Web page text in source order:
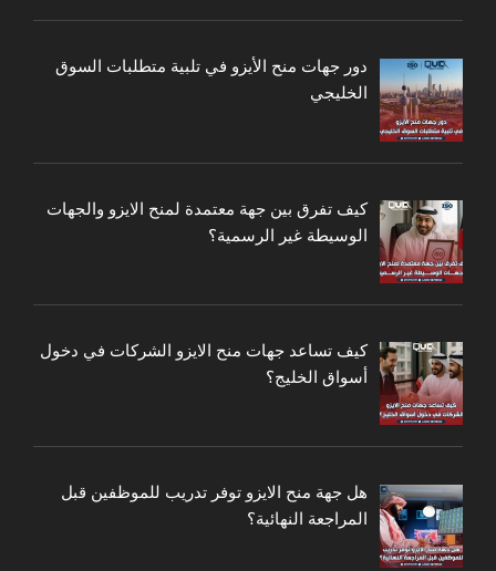
دور جهات منح الأيزو في تلبية متطلبات السوق
الخليجي
كيف تفرق بين جهة معتمدة لمنح الايزو والجهات
الوسيطة غير الرسمية؟
كيف تساعد جهات منح الايزو الشركات في دخول
أسواق الخليج؟
هل جهة منح الايزو توفر تدريب للموظفين قبل
المراجعة النهائية؟